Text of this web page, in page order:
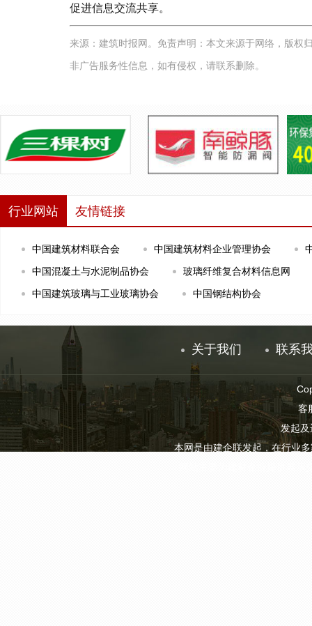
促进信息交流共享。
来源：建筑时报网。 免责声明：本文来源于网络，版权
非广告服务性信息，如有侵权，请联系删除。
行业网站 友情链接
中国建筑材料联合会 中国建筑材料企业管理协会
中国混凝土与水泥制品协会
玻璃纤维复合材料信息网
中国建筑玻璃与工业玻璃协会
中国钢结构协会
关于我们 联系
客
发起
本网是由建企联发起，在行业